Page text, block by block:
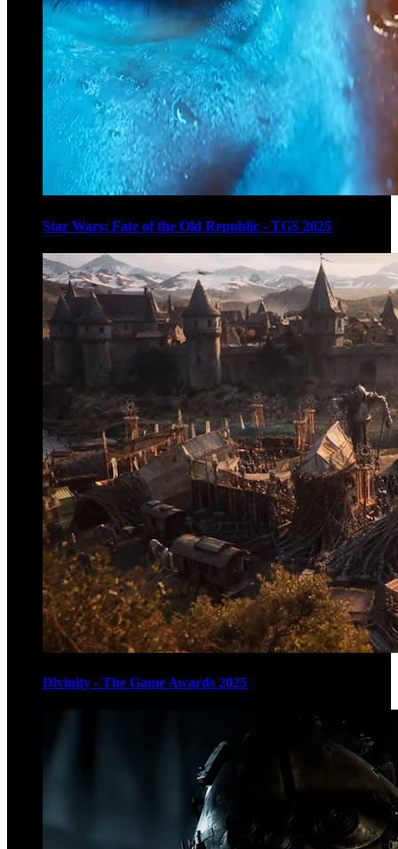
Star Wars: Fate of the Old Republic - TGS 2025
Divinity - The Game Awards 2025